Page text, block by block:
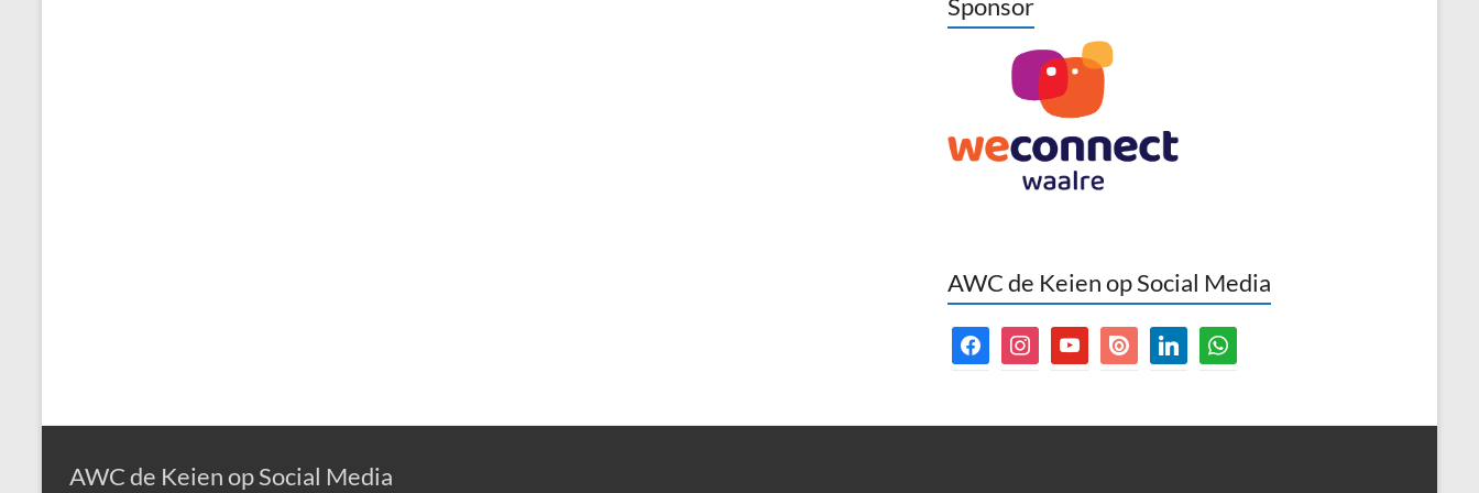
AWC de Keien op Social Media
facebookinstagramyoutubeissuu linkedinwhatsapp
AWC de Keien op Social Media